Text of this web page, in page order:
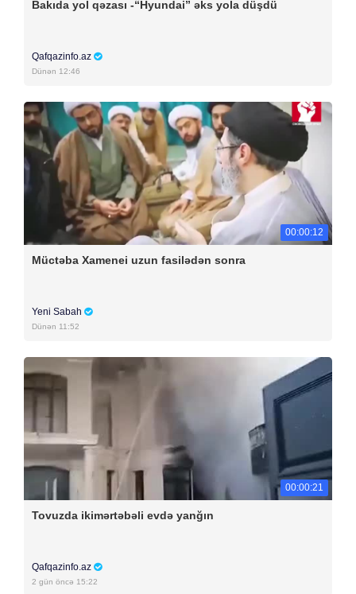
Bakıda yol qəzası -“Hyundai” əks yola düşdü
Qafqazinfo.az
Dünən 12:46
00:00:12
Müctəba Xamenei uzun fasilədən sonra
Yeni Sabah
Dünən 11:52
00:00:21
Tovuzda ikimərtəbəli evdə yanğın
Qafqazinfo.az
2 gün öncə 15:22